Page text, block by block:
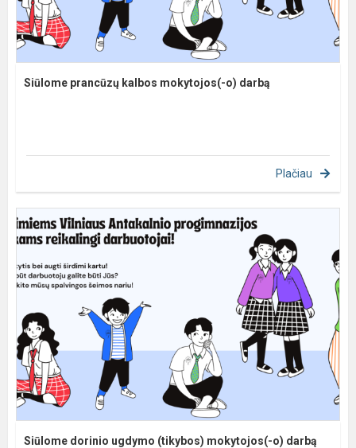
Siūlome prancūzų kalbos mokytojos(-o) darbą
Plačiau
Siūlome dorinio ugdymo (tikybos) mokytojos(-o) darbą